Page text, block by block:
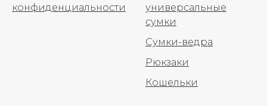
конфиденциальности
универсальные
сумки
Сумки-ведра
Рюкзаки
Кошельки